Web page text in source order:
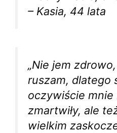
– Kasia, 44 lata
„Nie jem
ruszam, dlatego
oczywiście mnie
zmartwiły, ale
wielkim